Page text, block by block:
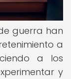
guerra han
a
a los
y